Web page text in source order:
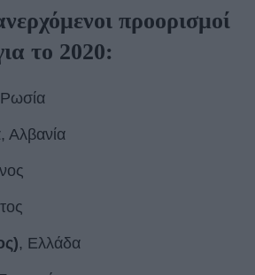
προορισμοί
το 2020:
, Αλβανία
, Ελλάδα